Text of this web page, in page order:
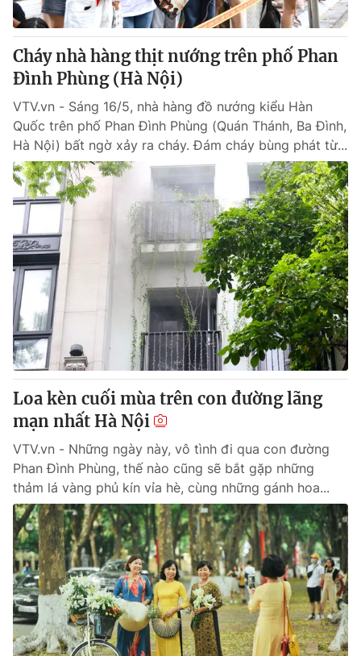
Cháy nhà hàng thịt nướng trên phố Phan
Đình Phùng (Hà Nội)
VTV.vn - Sáng 16/5, nhà hàng đồ nướng kiểu Hàn
Quốc trên phố Phan Đình Phùng (Quán Thánh, Ba Đình,
Hà Nội) bất ngờ xảy ra cháy. Đám cháy bùng phát từ...
Loa kèn cuối mùa trên con đường lãng
mạn nhất Hà Nội
VTV.vn - Những ngày này, vô tình đi qua con đường
Phan Đình Phùng, thế nào cũng sẽ bắt gặp những
thảm lá vàng phủ kín vỉa hè, cùng những gánh hoa...